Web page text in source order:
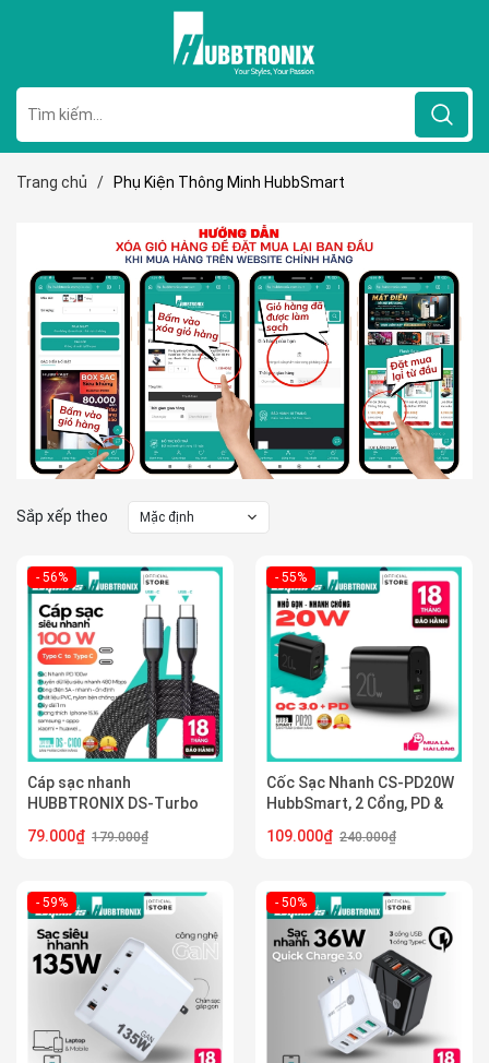
Trang chủ / Phụ Kiện Thông Minh HubbSmart
Sắp xếp theo Mặc định
- 56%
Cáp sạc nhanh
HUBBTRONIX DS-Turbo
C - Hỗ trợ PD, sạc siêu tốc,
79.000₫ 179.000₫
- 55%
Cốc Sạc Nhanh CS-PD20W
HubbSmart, 2 Cổng, PD &
Thoại, Chính Hãng BH 18T
109.000₫ 240.000₫
- 59% - 50%